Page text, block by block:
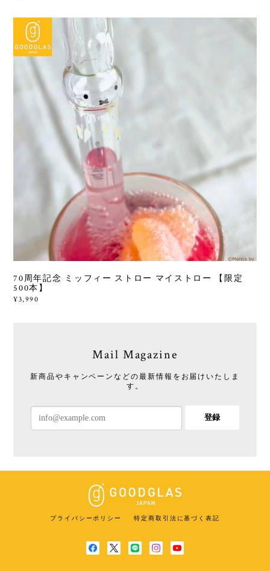
70周年記念 ミッフィー ストロー マイストロー 【限定
500本】
¥3,990
Mail Magazine
新商品やキャンペーンなどの最新情報をお届けいたしま
す。
登録
プライバシーポリシー 特定商取引法に基づく表記